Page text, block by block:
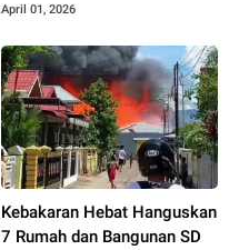
April 01, 2026
Kebakaran Hebat Hanguskan
7 Rumah dan Bangunan SD